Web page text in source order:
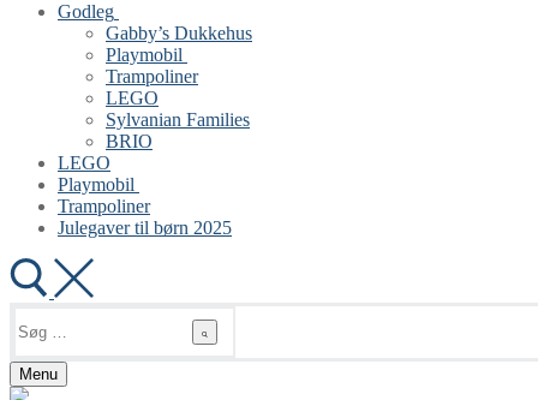
Godleg
Gabby’s Dukkehus
Playmobil
Trampoliner
LEGO
Sylvanian Families
BRIO
LEGO
Playmobil
Trampoliner
Julegaver til børn 2025
efter:
Menu